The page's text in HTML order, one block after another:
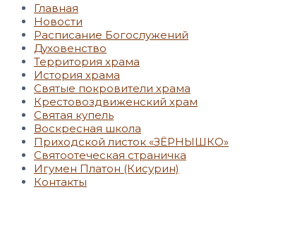
Главная
Новости
Расписание Богослужений
Духовенство
Территория храма
История храма
Святые покровители храма
Крестовоздвиженский храм
Святая купель
Воскресная школа
Приходской листок «ЗЁРНЫШКО»
Святоотеческая страничка
Игумен Платон (Кисурин)
Контакты